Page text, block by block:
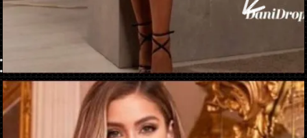
Apertura in corso https://danidrops.com.br/it/vestido-brilhante-2023/